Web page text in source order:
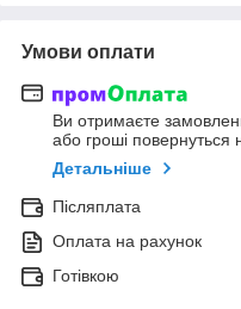
Умови оплати
Ви отримаєте
або гроші повернуться
Детальніше
Післяплата
Оплата на рахунок
Готівкою